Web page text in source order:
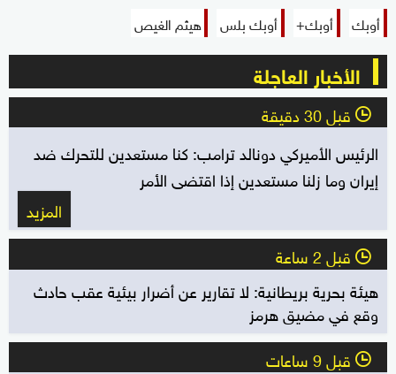
أوبك أوبك+ أوبك بلس هيثم الغيص
الأخبار العاجلة
l قبل 30 دقيقة
الرئيس الأميركي دونالد ترامب: كنا مستعدين للتحرك ضد
إيران وما زلنا مستعدين إذا اقتضى الأمر
المزيد
l قبل 2 ساعة
هيئة بحرية بريطانية: لا تقارير عن أضرار بيئية عقب حادث
وقع في مضيق هرمز
l قبل 9 ساعات